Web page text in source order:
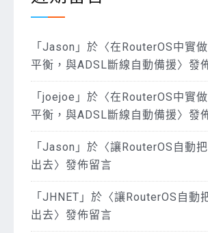
「 Jason 」於〈在RouterOS中實
平衡，與ADSL斷線自動備援〉發
「 joejoe 」於〈在RouterOS中實
平衡，與ADSL斷線自動備援〉發
「 Jason 」於〈讓RouterOS自動
出去〉發佈留言
「 JHNET 」於〈讓RouterOS自動
出去〉發佈留言